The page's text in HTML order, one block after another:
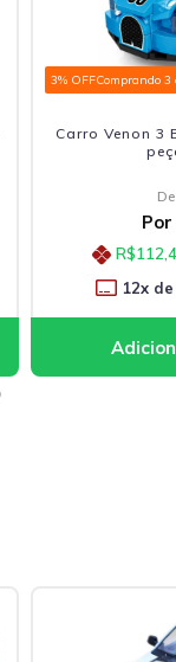
3% OFFComprando 3
Carro Venon 3
De
Por
12x de